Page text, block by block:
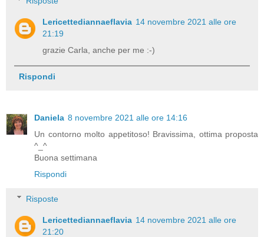
Lericettediannaeflavia 14 novembre 2021 alle ore
21:19
grazie Carla, anche per me :-)
Rispondi
Daniela 8 novembre 2021 alle ore 14:16
Un contorno molto appetitoso! Bravissima, ottima proposta
^_^
Buona settimana
Rispondi
Risposte
Lericettediannaeflavia 14 novembre 2021 alle ore
21:20